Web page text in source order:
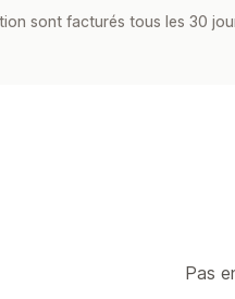
sont facturés tous les 30
Pas